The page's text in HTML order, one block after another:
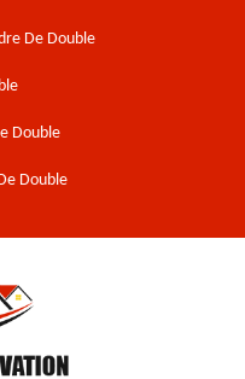
De Double
Double
Double